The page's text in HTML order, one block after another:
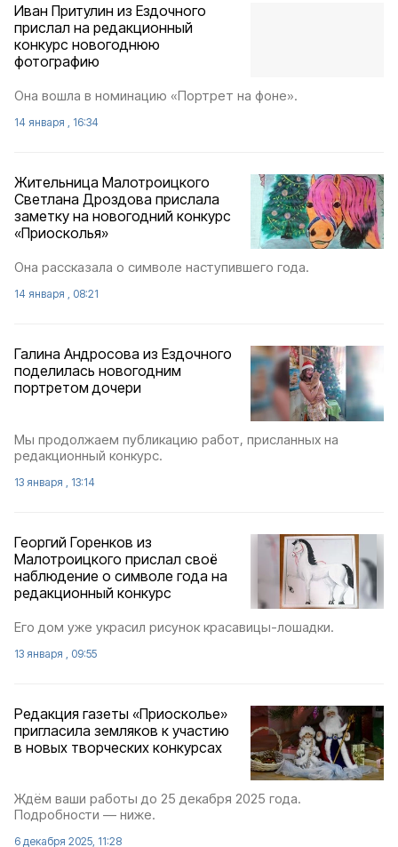
Иван Притулин из Ездочного
прислал на редакционный
конкурс новогоднюю
фотографию
Она вошла в номинацию «Портрет на фоне».
14 января , 16:34
Жительница Малотроицкого
Светлана Дроздова прислала
заметку на новогодний конкурс
«Приосколья»
Она рассказала о символе наступившего года.
14 января , 08:21
Галина Андросова из Ездочного
поделилась новогодним
портретом дочери
Мы продолжаем публикацию работ, присланных на
редакционный конкурс.
13 января , 13:14
Георгий Горенков из
Малотроицкого прислал своё
наблюдение о символе года на
редакционный конкурс
Его дом уже украсил рисунок красавицы-лошадки.
13 января , 09:55
Редакция газеты «Приосколье»
пригласила земляков к участию
в новых творческих конкурсах
Ждём ваши работы до 25 декабря 2025 года.
Подробности — ниже.
6 декабря 2025, 11:28